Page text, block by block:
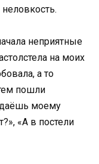
неприятные
на моих
а то
пошли
даёшь моему
«А в постели